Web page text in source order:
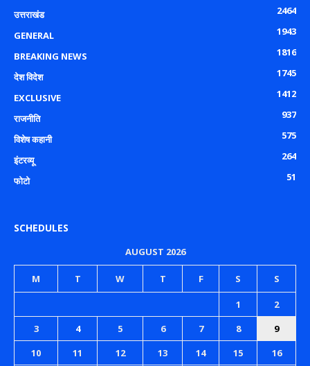
उत्तराखंड
2464
GENERAL
1943
BREAKING NEWS
1816
देश विदेश
1745
EXCLUSIVE
1412
राजनीति
937
विशेष कहानी
575
इंटरव्यू
264
फोटो
51
SCHEDULES
AUGUST 2026
M T W T F S S
1
2
3
4 5 6 7 8
9
10
11 12 13 14 15
16